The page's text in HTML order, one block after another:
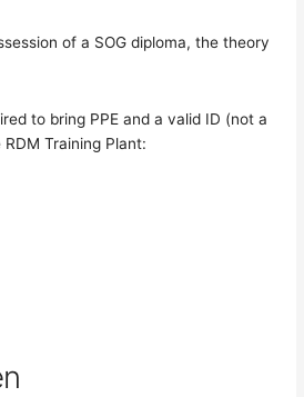
of a SOG diploma, the theory
to bring PPE and a valid ID (not a
Training Plant: